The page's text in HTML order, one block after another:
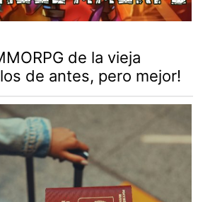
de la vieja
de antes, pero mejor!